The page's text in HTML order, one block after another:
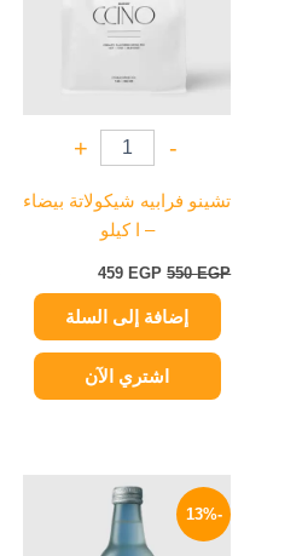
-
+
تشينو فرابيه شيكولاتة بيضاء
– ا كيلو
550EGP
459 EGP
إضافة إلى السلة
اشتري الآن
-13%
السعر
الأصلي
السعر
الحالي
هو:
28 EGP.